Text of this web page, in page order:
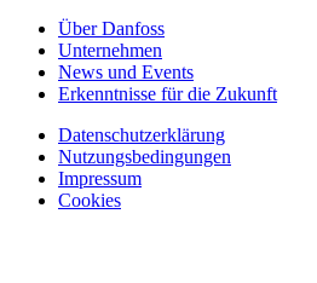
Über Danfoss
Unternehmen
News und Events
Erkenntnisse für die Zukunft
Datenschutzerklärung
Nutzungsbedingungen
Impressum
Cookies